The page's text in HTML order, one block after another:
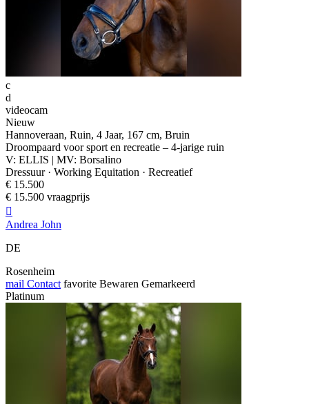
c
d
videocam
Nieuw
Hannoveraan, Ruin, 4 Jaar, 167 cm, Bruin
Droompaard voor sport en recreatie – 4-jarige ruin
V: ELLIS | MV: Borsalino
Dressuur · Working Equitation · Recreatief
€ 15.500
€ 15.500 vraagprijs

Andrea John
DE
Rosenheim
mail Contact favorite Bewaren Gemarkeerd
Platinum